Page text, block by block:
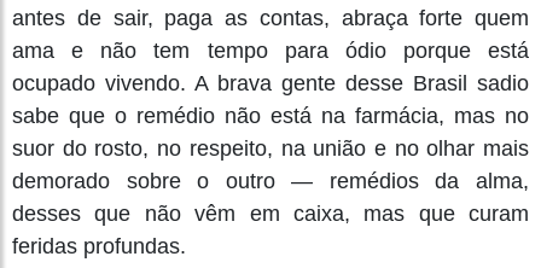
antes de sair, paga as contas, abraça forte quem
ama e não tem tempo para ódio porque está
ocupado vivendo. A brava gente desse Brasil sadio
sabe que o remédio não está na farmácia, mas no
suor do rosto, no respeito, na união e no olhar mais
demorado sobre o outro — remédios da alma,
desses que não vêm em caixa, mas que curam
feridas profundas.